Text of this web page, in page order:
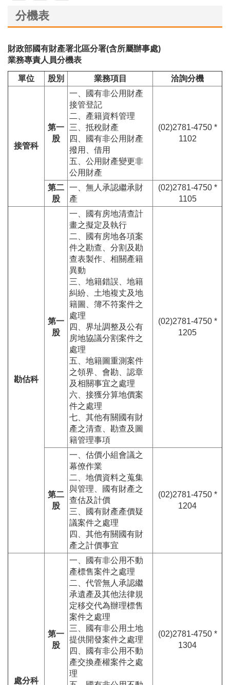
分機表
財政部國有財產署北區分署(含所屬辦事處)
業務專責人員分機表
單位 股別 業務項目 洽詢分機
接管科
第一
股
一、國有非公用財產
接管登記
二、產籍資料管理
三、抵稅財產
四、國有非公用財產
撥用、借用
五、公用財產變更非
公用財產
(02)2781-4750 *
1102
第二
股
一、無人承認繼承財
產
(02)2781-4750 *
1105
勘估科
第一
股
一、國有房地清查計
畫之擬定及執行
二、國有房地各項案
件之勘查、分割及勘
查表製作、相關產籍
異動
三、地籍錯誤、地籍
糾紛、土地複丈及地
籍圖、簿不符案件之
處理
四、界址調整及公有
房地協議分割案件之
處理
五、地籍圖重測案件
之領界、會勘、認章
及相關事宜之處理
六、接獲分算地價案
件之處理
七、其他有關國有財
產之清查、勘查及圖
籍管理事項
(02)2781-4750 *
1205
第二
股
一、估價小組會議之
幕僚作業
二、地價資料之蒐集
與管理、國有財產之
查估及計價
三、國有財產產價疑
議案件之處理
四、其他有關國有財
產之計價事宜
(02)2781-4750 *
1204
處分科
第一
股
一、國有非公用不動
產標售案件之處理
二、代管無人承認繼
承遺產及其他法律規
定移交代為辦理標售
案件之處理
三、國有非公用土地
提供開發案件之處理
四、國有非公用不動
產交換產權案件之處
理
(02)2781-4750 *
1304